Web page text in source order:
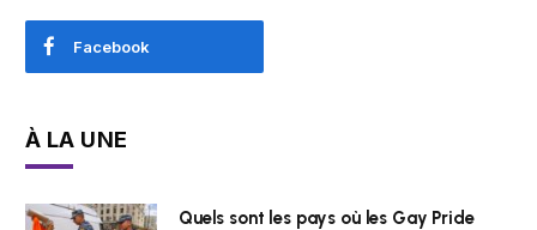
Facebook
À LA UNE
Quels sont les pays où les Gay Pride